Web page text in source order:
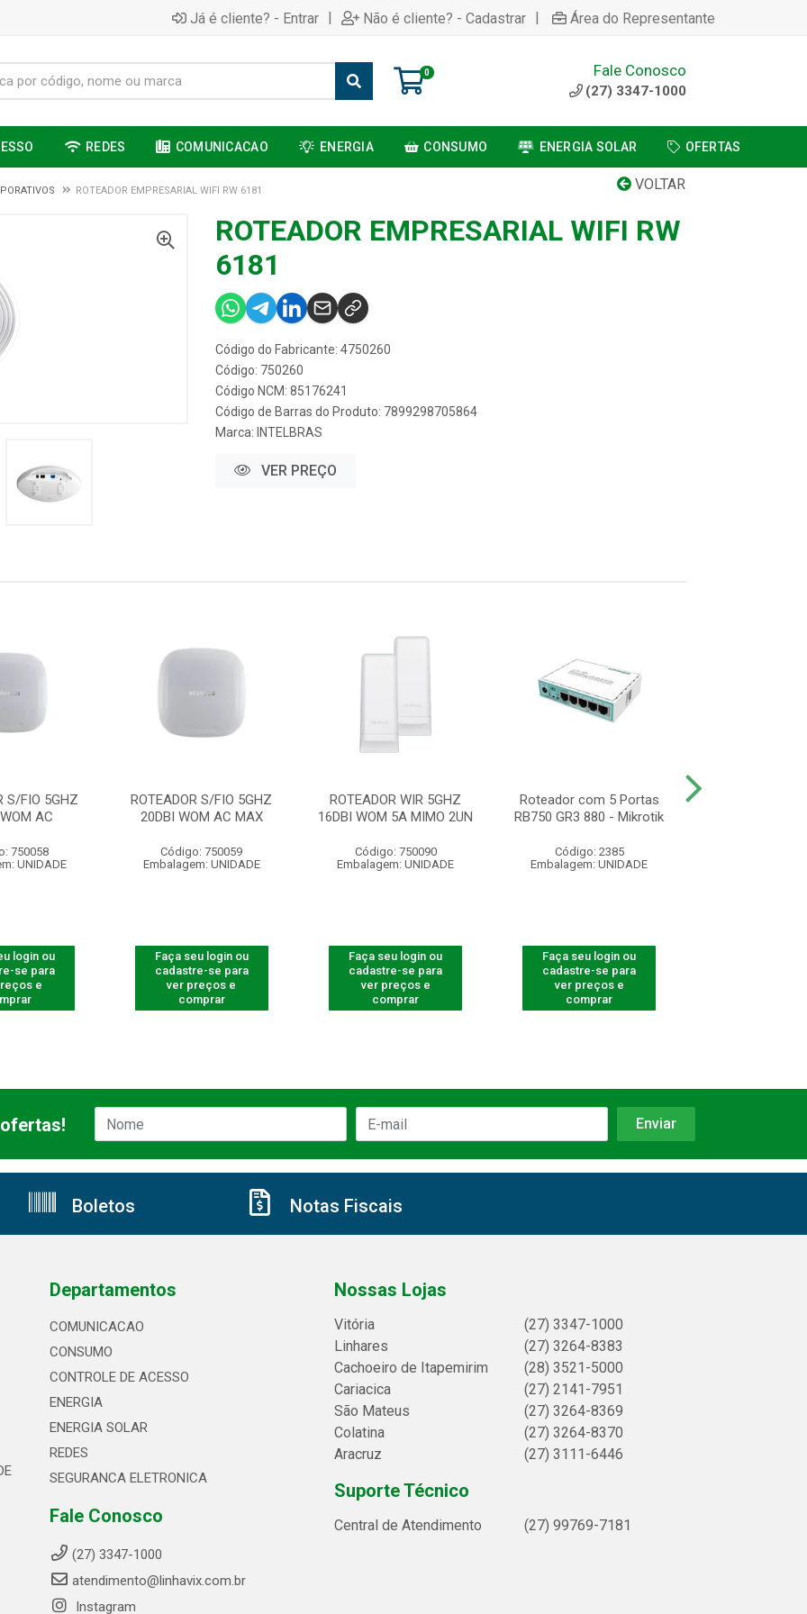
Já é cliente? - Entrar | Não é cliente? - Cadastrar | Área do Representante
0 Fale Conosco
(27) 3347-1000
REDES COMUNICACAO ENERGIA CONSUMO ENERGIA SOLAR OFERTAS
VOLTAR
ROTEADOR EMPRESARIAL WIFI RW 6181
ROTEADOR EMPRESARIAL WIFI RW
6181
Código do Fabricante: 4750260
Código: 750260
Código NCM: 85176241
Código de Barras do Produto: 7899298705864
Marca: INTELBRAS
VER PREÇO
S/FIO 5GHZ
AC
750058
UNIDADE
login ou
se para
e
ROTEADOR S/FIO 5GHZ
20DBI WOM AC MAX
Código: 750059
Embalagem: UNIDADE
Faça seu login ou
cadastre-se para
ver preços e
comprar
ROTEADOR WIR 5GHZ
16DBI WOM 5A MIMO 2UN
Código: 750090
Embalagem: UNIDADE
Faça seu login ou
cadastre-se para
ver preços e
comprar
Roteador com 5 Portas
RB750 GR3 880 - Mikrotik
Código: 2385
Embalagem: UNIDADE
Faça seu login ou
cadastre-se para
ver preços e
comprar
Boletos Notas Fiscais
Departamentos
COMUNICACAO
CONSUMO
CONTROLE DE ACESSO
ENERGIA
ENERGIA SOLAR
REDES
SEGURANCA ELETRONICA
Fale Conosco
(27) 3347-1000
atendimento@linhavix.com.br
Instagram
Nossas Lojas
Vitória
(27) 3347-1000
Linhares
(27) 3264-8383
Cachoeiro de Itapemirim
(28) 3521-5000
Cariacica
(27) 2141-7951
São Mateus
(27) 3264-8369
Colatina
(27) 3264-8370
Aracruz
(27) 3111-6446
Suporte Técnico
Central de Atendimento (27) 99769-7181